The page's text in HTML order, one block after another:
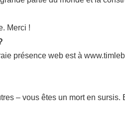
Merci !
présence web est à
– vous êtes un mort en sursis.